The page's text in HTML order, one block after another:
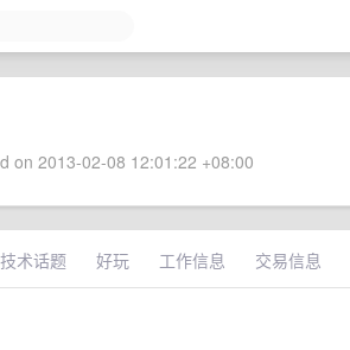
on 2013-02-08 12:01:22 +08:00
技术话题 好玩 工作信息 交易信息